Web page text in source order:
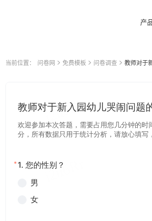
产
当前位置： 问卷网 免费模板 问卷调查 教师对于